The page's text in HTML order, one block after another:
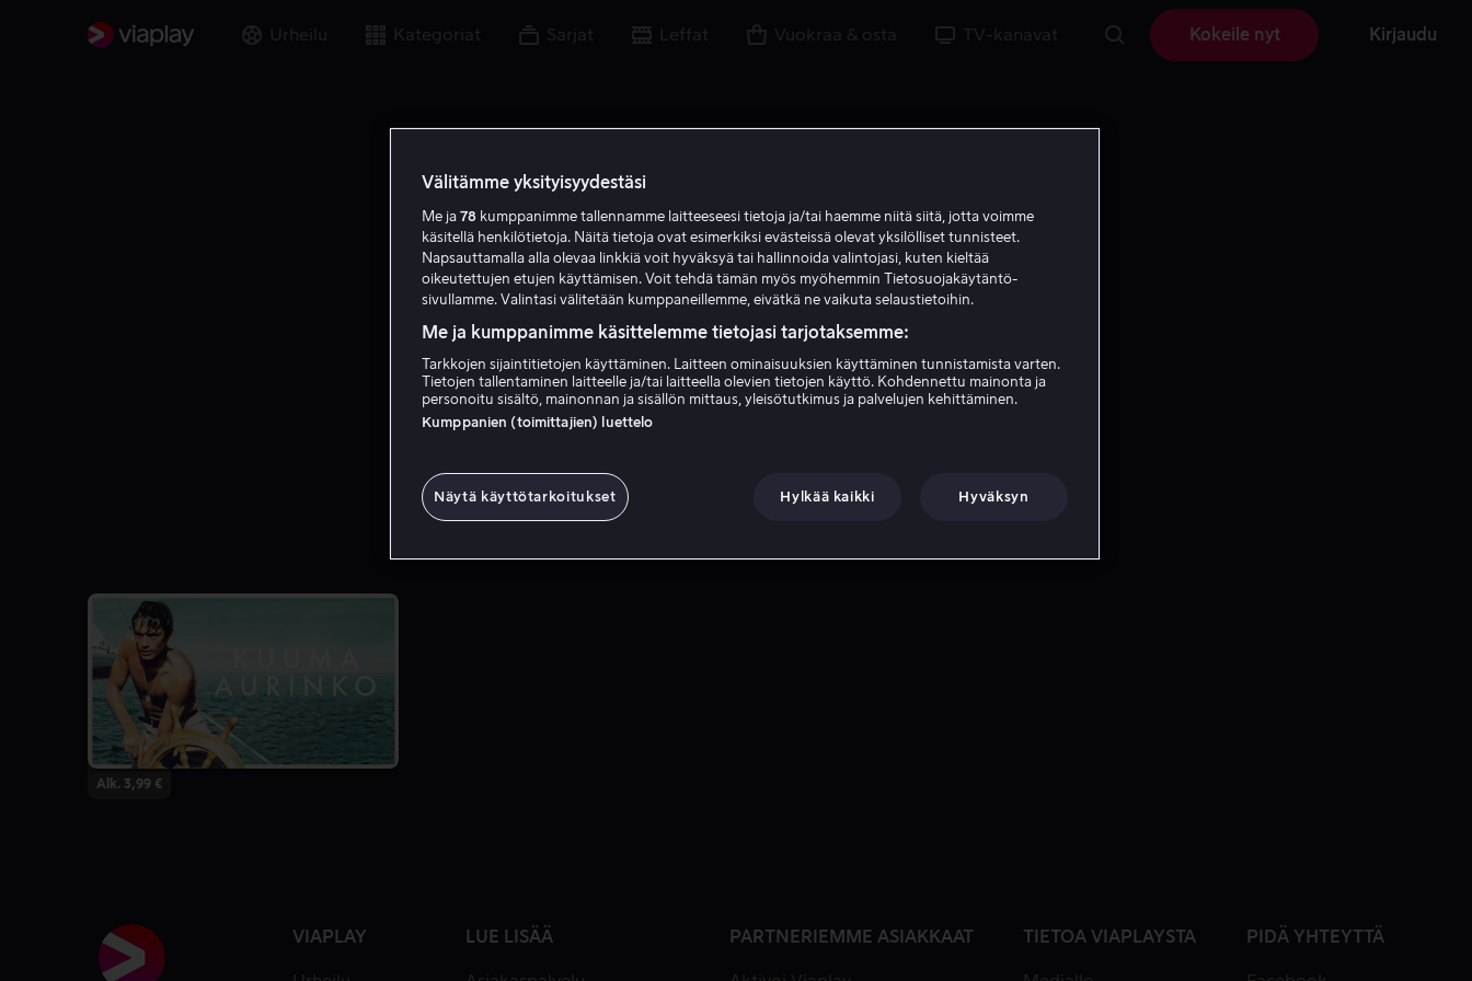
Urheilu Kategoriat Sarjat Leffat Vuokraa & osta TV-kanavat Kokeile nyt Kirjaudu
M R
Maurice Ronet
Alk. 3,99 €
VIAPLAY LUE LISÄÄ PARTNERIEMME ASIAKKAAT TIETOA VIAPLAYSTA PIDÄ YHTEYTTÄ
Välitämme yksityisyydestäsi
Me ja 78 kumppanimme tallennamme laitteeseesi tietoja ja/tai haemme niitä siitä, jotta voimme
käsitellä henkilötietoja. Näitä tietoja ovat esimerkiksi evästeissä olevat yksilölliset tunnisteet.
Napsauttamalla alla olevaa linkkiä voit hyväksyä tai hallinnoida valintojasi, kuten kieltää
oikeutettujen etujen käyttämisen. Voit tehdä tämän myös myöhemmin Tietosuojakäytäntö-
sivullamme. Valintasi välitetään kumppaneillemme, eivätkä ne vaikuta selaustietoihin.
Me ja kumppanimme käsittelemme tietojasi tarjotaksemme:
Tarkkojen sijaintitietojen käyttäminen. Laitteen ominaisuuksien käyttäminen tunnistamista varten.
Tietojen tallentaminen laitteelle ja/tai laitteella olevien tietojen käyttö. Kohdennettu mainonta ja
personoitu sisältö, mainonnan ja sisällön mittaus, yleisötutkimus ja palvelujen kehittäminen.
Kumppanien (toimittajien) luettelo
Näytä käyttötarkoitukset Hylkää kaikki Hyväksyn